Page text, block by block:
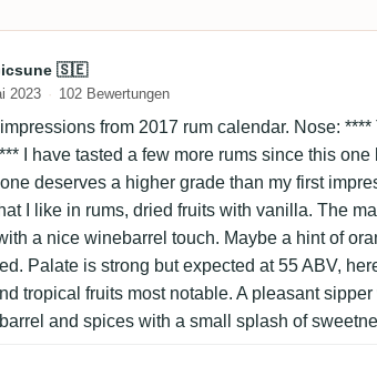
von epicsune 🇸🇪
🇸🇪
2023 102 Bewertungen
from 2017 rum calendar. Nose: ****
I have tasted a few more rums since this one
deserves a higher grade than my first
I like in rums, dried fruits with vanilla. The
a nice winebarrel touch. Maybe a hint of
Palate is strong but expected at 55 ABV,
tropical fruits most notable. A pleasant
and spices with a small splash of